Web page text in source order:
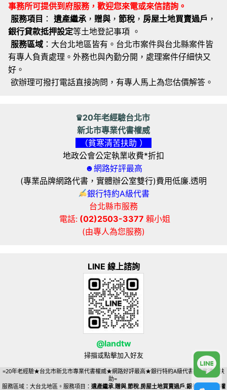
事務所可提供到府服務，歡迎您來電或來信諮詢。
服務項目 ： 遺產繼承 ， 贈與 ， 節稅 ， 房屋土地買賣過戶 ，
銀行貸款抵押設定等土地登記事項 。
服務區域 ：大台北地區皆有。台北市案件與台北縣案件皆
有專人負責處理。外務也與內勤分開，處理案件仔細快又
好。
欲辦理可撥打電話直接詢問，有專人馬上為您估價解答。
♛20年老經驗台北市
新北市專業代書權威
（貧寒清苦扶助 ）
地政公會公定執業收費*折扣
☻網路好評最高
(專業品牌網路代書，實體辦公室雙行)費用低廉.透明
銀行特約A級代書
台北縣市服務
電話: (02)2503-3377 賴小姐
(由專人為您服務)
LINE 線上諮詢
@landtw
掃描或點擊加入好友
=20年老經驗★台北市新北市專業代書權威★網路好評最高★銀行特約A級代書=貧寒清苦扶
助=
服務區域：大台北地區。服務項目： 遺產繼承.贈與.節稅.房屋土地買賣過戶.銀行貸款抵押權